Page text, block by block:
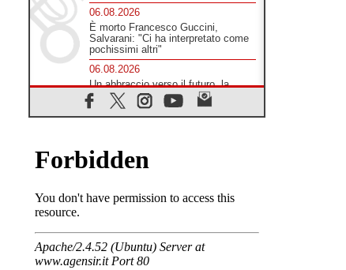
06.08.2026
È morto Francesco Guccini,
Salvarani: "Ci ha interpretato come
pochissimi altri"
06.08.2026
Un abbraccio verso il futuro, la
grande festa del Papa e dei giovani
ad Assisi
ci sentiamo Chiesa"
06.08.2026
Vangelo abbatte i muri che
Fra Marco Vianelli: alla scuola di
san Francesco per imparare il
Vangelo della pace